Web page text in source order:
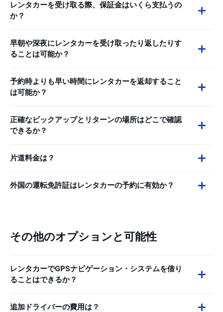
レンタカーを受け取る際、保証金はいくら支払うの
か？
早朝や深夜にレンタカーを受け取ったり返したりす
ることは可能か？
予約時よりも早い時間にレンタカーを返却すること
は可能か？
正確なピックアップとリターンの場所はどこで確認
できるか？
片道料金は？
外国の運転免許証はレンタカーの予約に有効か？
その他のオプションと可能性
レンタカーでGPSナビゲーション・システムを借り
ることはできるか？
追加ドライバーの費用は？